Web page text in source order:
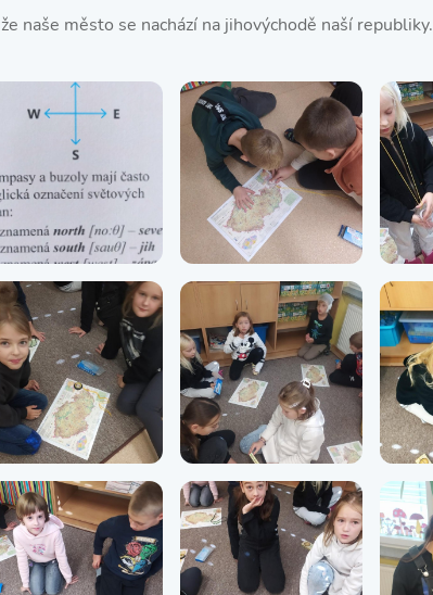
naše město se nachází na jihovýchodě naší republiky.